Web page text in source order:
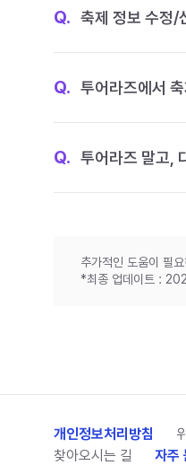
Q. 축제 정보 수정/
Q. 투어라즈에서
Q. 투어라즈 말고,
추가적인 도움이 필요
*최종 업데이트 :
개인정보처리방침
찾아오시는 길
자주